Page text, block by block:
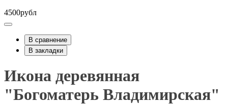
4500рубл
В сравнение
В закладки
Икона деревянная
"Богоматерь Владимирская"